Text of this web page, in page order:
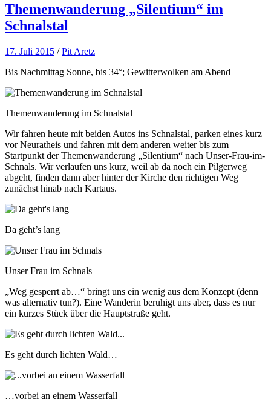
Themenwanderung „Silentium“ im
Schnalstal
17. Juli 2015 /Pit Aretz
Bis Nachmittag Sonne, bis 34°; Gewitterwolken am Abend
Themenwanderung im Schnalstal
Wir fahren heute mit beiden Autos ins Schnalstal, parken eines kurz
vor Neuratheis und fahren mit dem anderen weiter bis zum
Startpunkt der Themenwanderung „Silentium“ nach Unser-Frau-im-
Schnals. Wir verlaufen uns kurz, weil ab da noch ein Pilgerweg
abgeht, finden dann aber hinter der Kirche den richtigen Weg
zunächst hinab nach Kartaus.
Da geht’s lang
Unser Frau im Schnals
„Weg gesperrt ab…“ bringt uns ein wenig aus dem Konzept (denn
was alternativ tun?). Eine Wanderin beruhigt uns aber, dass es nur
ein kurzes Stück über die Hauptstraße geht.
Es geht durch lichten Wald…
…vorbei an einem Wasserfall